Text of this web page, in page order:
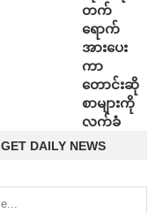
တက်
ရောက်
အားပေး
ကာ
တောင်းဆို
စာများကို
လက်ခံ
GET DAILY NEWS